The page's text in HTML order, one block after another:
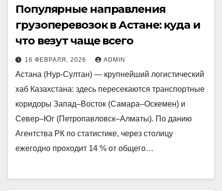
Популярные направления
грузоперевозок в Астане: куда и
что везут чаще всего
16 ФЕВРАЛЯ, 2026 ADMIN
Астана (Нур-Султан) — крупнейший логистический
хаб Казахстана: здесь пересекаются транспортные
коридоры Запад–Восток (Самара–Оскемен) и
Север–Юг (Петропавловск–Алматы). По данию
Агентства РК по статистике, через столицу
ежегодно проходит 14 % от общего…